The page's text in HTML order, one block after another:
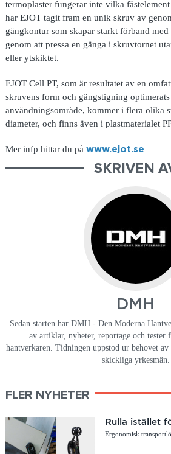
termoplaster fungerar inte vilka
har EJOT tagit fram en unik skruv av
gängkontur som skapar starkt förband
genom att pressa en gänga i skruvtornet
eller ytskiktet.
EJOT Cell PT, som är resultatet av en
skruvens form och gängstigning
användningsområde, kommer i flera olika
diameter, och finns även i plastmaterialet
Mer infp hittar du på www.ejot.se
SKRIVEN
DMH
Sedan starten har DMH - Den Moderna
av artiklar, nyheter, reportage och tester
hantverkaren. Tidningen uppstod ur behovet
skickliga yrkesmän.
FLER NYHETER
Rulla istället
Ergonomisk